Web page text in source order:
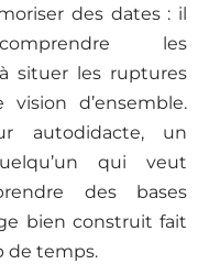
des dates : il
les
situer les ruptures
d’ensemble.
autodidacte, un
qui veut
des bases
bien construit fait
de temps.